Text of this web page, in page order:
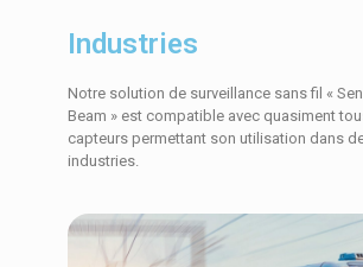
Industries
Notre solution de surveillance sans fil «
Beam » est compatible avec quasiment
capteurs permettant son utilisation dans
industries.